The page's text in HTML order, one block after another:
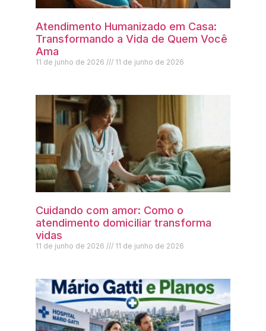
Atendimento Humanizado em Casa:
Transformando a Vida de Quem Você
Ama
11 de junho de 2026 11 de junho de 2026
Cuidando com amor: Como o
atendimento domiciliar transforma
vidas
11 de junho de 2026 11 de junho de 2026